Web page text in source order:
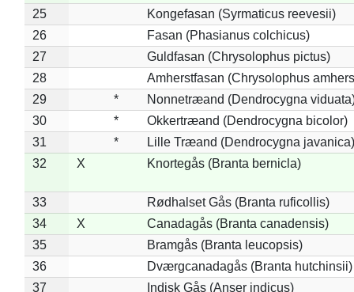
25
Kongefasan (Syrmaticus reevesii)
26
Fasan (Phasianus colchicus)
27
Guldfasan (Chrysolophus pictus)
28
Amherstfasan (Chrysolophus
29
*
Nonnetræand (Dendrocygna
30
*
Okkertræand (Dendrocygna bicolor)
31
*
Lille Træand (Dendrocygna javanica)
32
X Knortegås (Branta bernicla)
33
Rødhalset Gås (Branta ruficollis)
34
X
Canadagås (Branta canadensis)
35
Bramgås (Branta leucopsis)
36
Dværgcanadagås (Branta hutchinsii)
37
Indisk Gås (Anser indicus)